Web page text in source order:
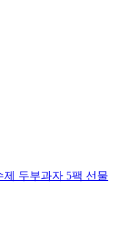
두부과자 5팩 선물